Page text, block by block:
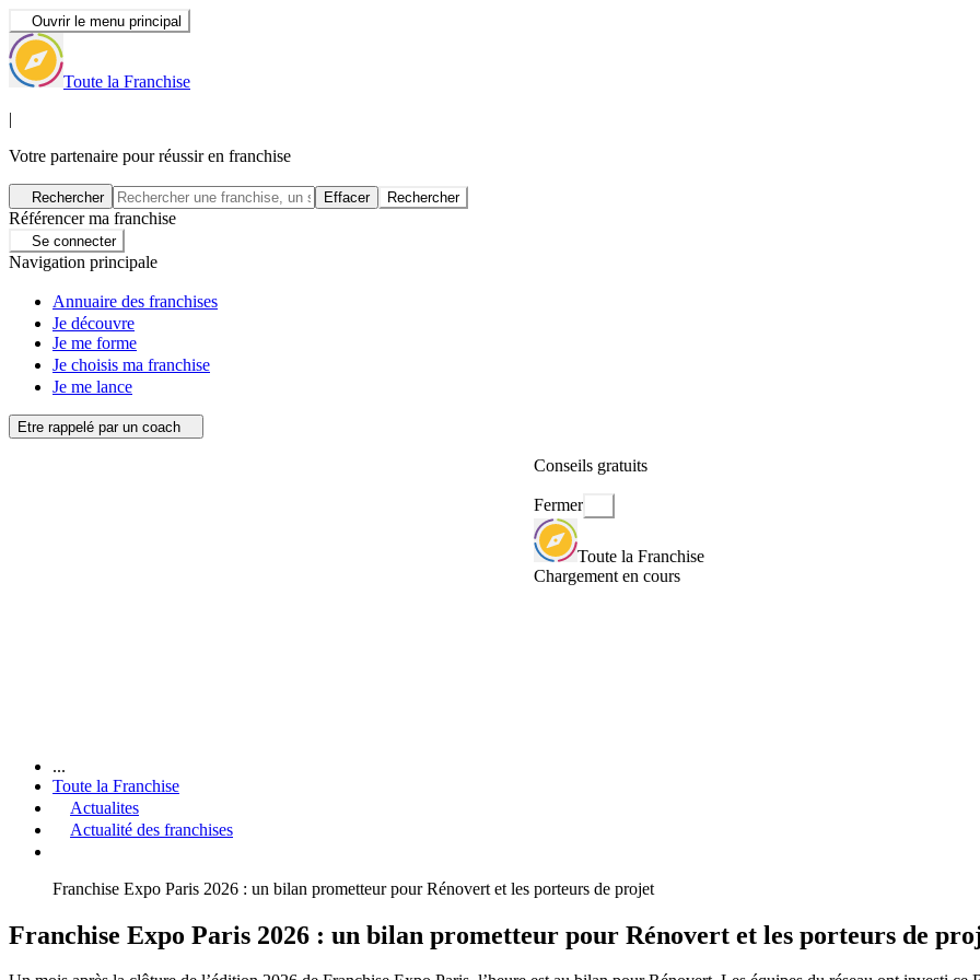
Ouvrir le menu principal
Toute la Franchise
|
Votre partenaire pour réussir en franchise
Rechercher Effacer Rechercher
Référencer ma franchise
Se connecter
Navigation principale
Annuaire des franchises
Je découvre
Je me forme
Je choisis ma franchise
Je me lance
Etre rappelé par un coach
Conseils gratuits
Fermer
Toute la Franchise
Chargement en cours
...
Toute la Franchise
Actualites
Actualité des franchises
Franchise Expo Paris 2026 : un bilan prometteur pour Rénovert et les porteurs de projet
Franchise Expo Paris 2026 : un bilan prometteur pour Rénovert et les porteurs de